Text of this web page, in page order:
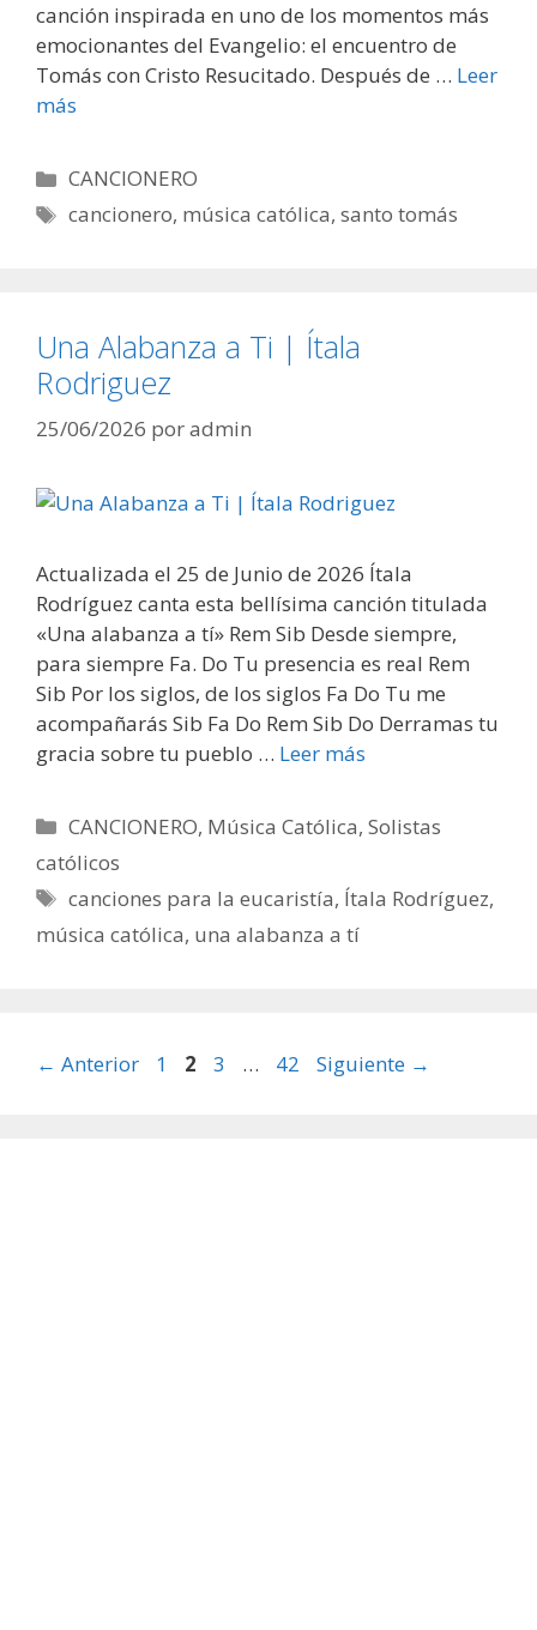
canción inspirada en uno de los momentos más
emocionantes del Evangelio: el encuentro de
Tomás con Cristo Resucitado. Después de … Leer
más
Categorías
CANCIONERO
Etiquetas
cancionero, música católica,santo tomás
Una Alabanza a Ti | Ítala
Rodriguez
25/06/2026 poradmin
Actualizada el 25 de Junio de 2026 Ítala
Rodríguez canta esta bellísima canción titulada
«Una alabanza a tí» Rem Sib Desde siempre,
para siempre Fa. Do Tu presencia es real Rem
Sib Por los siglos, de los siglos Fa Do Tu me
acompañarás Sib Fa Do Rem Sib Do Derramas tu
gracia sobre tu pueblo … Leer más
Categorías
CANCIONERO, Música Católica,Solistas
católicos
Etiquetas
canciones para la eucaristía, Ítala Rodríguez,
música católica, una alabanza a tí
← Anterior Página
1 Página
2 Página
3 … Página
42 Siguiente →